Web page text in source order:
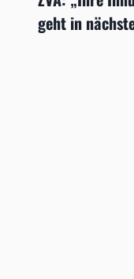
geht in